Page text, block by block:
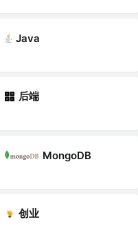
Java
后端
MongoDB
创业